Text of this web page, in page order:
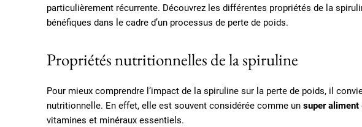
particulièrement récurrente. Découvrez les différentes propriétés de la
bénéfiques dans le cadre d’un processus de perte de poids.
Propriétés nutritionnelles de la spiruline
Pour mieux comprendre l’impact de la spiruline sur la perte de poids, il
nutritionnelle. En effet, elle est souvent considérée comme un super aliment
vitamines et minéraux essentiels.